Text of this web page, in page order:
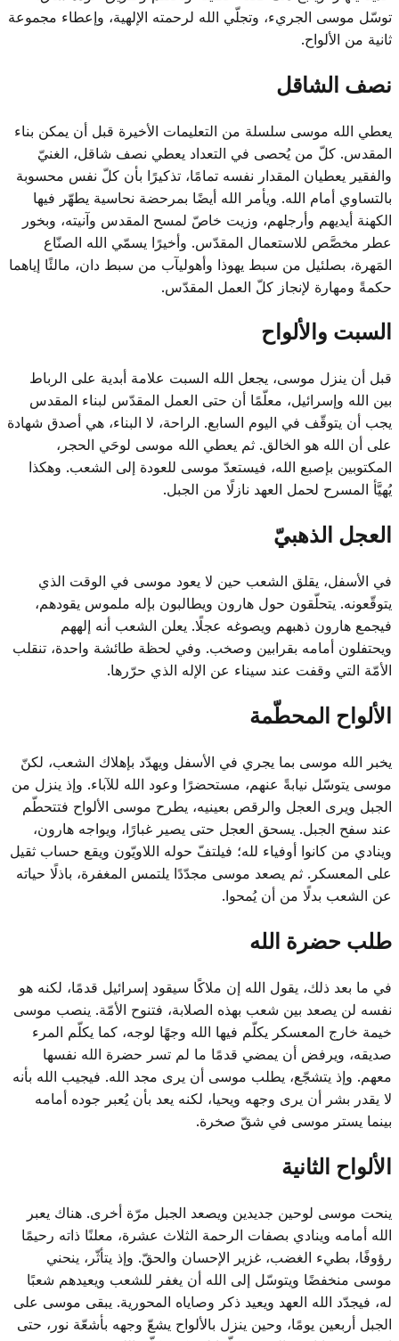
توسّل موسى الجريء، وتجلّي الله لرحمته الإلهية، وإعطاء مجموعة
ثانية من الألواح.
نصف الشاقل
يعطي الله موسى سلسلة من التعليمات الأخيرة قبل أن يمكن بناء
المقدس. كلّ من يُحصى في التعداد يعطي نصف شاقل، الغنيّ
والفقير يعطيان المقدار نفسه تمامًا، تذكيرًا بأن كلّ نفس محسوبة
بالتساوي أمام الله. ويأمر الله أيضًا بمرحضة نحاسية يطهّر فيها
الكهنة أيديهم وأرجلهم، وزيت خاصّ لمسح المقدس وآنيته، وبخور
عطر مخصَّص للاستعمال المقدّس. وأخيرًا يسمّي الله الصنّاع
المَهرة، بصلئيل من سبط يهوذا وأهوليآب من سبط دان، مالئًا إياهما
حكمةً ومهارة لإنجاز كلّ العمل المقدّس.
السبت والألواح
قبل أن ينزل موسى، يجعل الله السبت علامة أبدية على الرباط
بين الله وإسرائيل، معلّمًا أن حتى العمل المقدّس لبناء المقدس
يجب أن يتوقّف في اليوم السابع. الراحة، لا البناء، هي أصدق شهادة
على أن الله هو الخالق. ثم يعطي الله موسى لوحَي الحجر،
المكتوبين بإصبع الله، فيستعدّ موسى للعودة إلى الشعب. وهكذا
يُهيَّأ المسرح لحمل العهد نازلًا من الجبل.
العجل الذهبيّ
في الأسفل، يقلق الشعب حين لا يعود موسى في الوقت الذي
يتوقّعونه. يتحلّقون حول هارون ويطالبون بإله ملموس يقودهم،
فيجمع هارون ذهبهم ويصوغه عجلًا. يعلن الشعب أنه إلههم
ويحتفلون أمامه بقرابين وصخب. وفي لحظة طائشة واحدة، تنقلب
الأمّة التي وقفت عند سيناء عن الإله الذي حرّرها.
الألواح المحطّمة
يخبر الله موسى بما يجري في الأسفل ويهدّد بإهلاك الشعب، لكنّ
موسى يتوسّل نيابةً عنهم، مستحضرًا وعود الله للآباء. وإذ ينزل من
الجبل ويرى العجل والرقص بعينيه، يطرح موسى الألواح فتتحطّم
عند سفح الجبل. يسحق العجل حتى يصير غبارًا، ويواجه هارون،
وينادي من كانوا أوفياء لله؛ فيلتفّ حوله اللاويّون ويقع حساب ثقيل
على المعسكر. ثم يصعد موسى مجدّدًا يلتمس المغفرة، باذلًا حياته
عن الشعب بدلًا من أن يُمحوا.
طلب حضرة الله
في ما بعد ذلك، يقول الله إن ملاكًا سيقود إسرائيل قدمًا، لكنه هو
نفسه لن يصعد بين شعب بهذه الصلابة، فتنوح الأمّة. ينصب موسى
خيمة خارج المعسكر يكلّم فيها الله وجهًا لوجه، كما يكلّم المرء
صديقه، ويرفض أن يمضي قدمًا ما لم تسر حضرة الله نفسها
معهم. وإذ يتشجّع، يطلب موسى أن يرى مجد الله. فيجيب الله بأنه
لا يقدر بشر أن يرى وجهه ويحيا، لكنه يعد بأن يُعبر جوده أمامه
بينما يستر موسى في شقّ صخرة.
الألواح الثانية
ينحت موسى لوحين جديدين ويصعد الجبل مرّة أخرى. هناك يعبر
الله أمامه وينادي بصفات الرحمة الثلاث عشرة، معلنًا ذاته رحيمًا
رؤوفًا، بطيء الغضب، غزير الإحسان والحقّ. وإذ يتأثّر، ينحني
موسى منخفضًا ويتوسّل إلى الله أن يغفر للشعب ويعيدهم شعبًا
له، فيجدّد الله العهد ويعيد ذكر وصاياه المحورية. يبقى موسى على
الجبل أربعين يومًا، وحين ينزل بالألواح يشعّ وجهه بأشعّة نور، حتى